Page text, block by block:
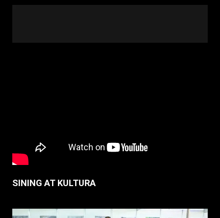
SINING AT KULTURA